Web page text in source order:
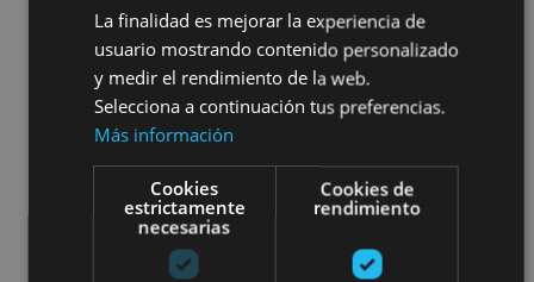
La finalidad es mejorar la experiencia de
usuario mostrando contenido personalizado
y medir el rendimiento de la web.
Selecciona a continuación tus preferencias.
Más información
Cookies
estrictamente
necesarias
Cookies de
rendimiento